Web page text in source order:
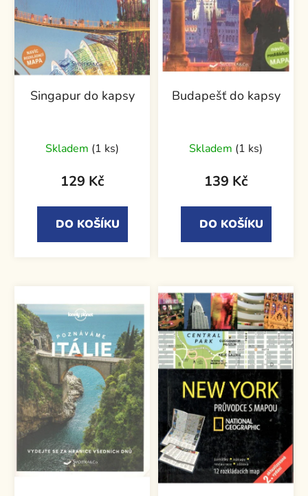
Singapur do kapsy
Skladem (1 ks)
129 Kč
DO KOŠÍKU
Budapešť do kapsy
Skladem (1 ks)
139 Kč
DO KOŠÍKU